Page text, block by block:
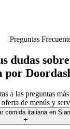
Preguntas
dudas
por
a las preguntas
oferta de menús y
comida italiana en